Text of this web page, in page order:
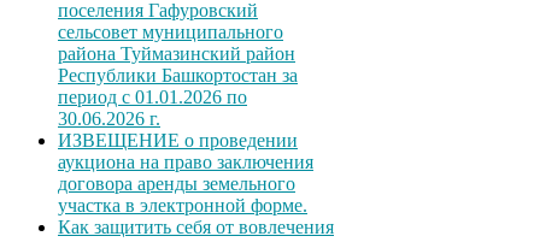
поселения Гафуровский
сельсовет муниципального
района Туймазинский район
Республики Башкортостан за
период с 01.01.2026 по
30.06.2026 г.
ИЗВЕЩЕНИЕ о проведении
аукциона на право заключения
договора аренды земельного
участка в электронной форме.
Как защитить себя от вовлечения